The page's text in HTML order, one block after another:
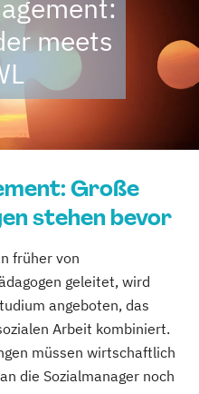
meets
Große
stehen bevor
früher von
geleitet, wird
angeboten, das
Arbeit kombiniert.
müssen wirtschaftlich
die Sozialmanager noch